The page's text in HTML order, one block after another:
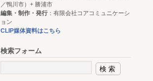
／鴨川市）+ 勝浦市
編集・制作・発行：有限会社コアコミュニケーシ
ョン
CLIP媒体資料はこちら
検索フォーム